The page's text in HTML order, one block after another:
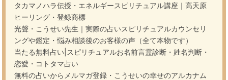
タカマノハラ伝授・エネルギースピリチュアル講座｜高天原
ヒーリング・登録商標
光聲・こうせい先生｜実際の占いスピリチュアルカウンセリ
ングや鑑定・悩み相談後のお客様の声（全て本物です）
当たる無料占い|スピリチュアルお名前言霊診断・姓名判断・
恋愛・コトタマ占い
無料の占いからメルマガ登録・こうせいの幸せのアルカナム